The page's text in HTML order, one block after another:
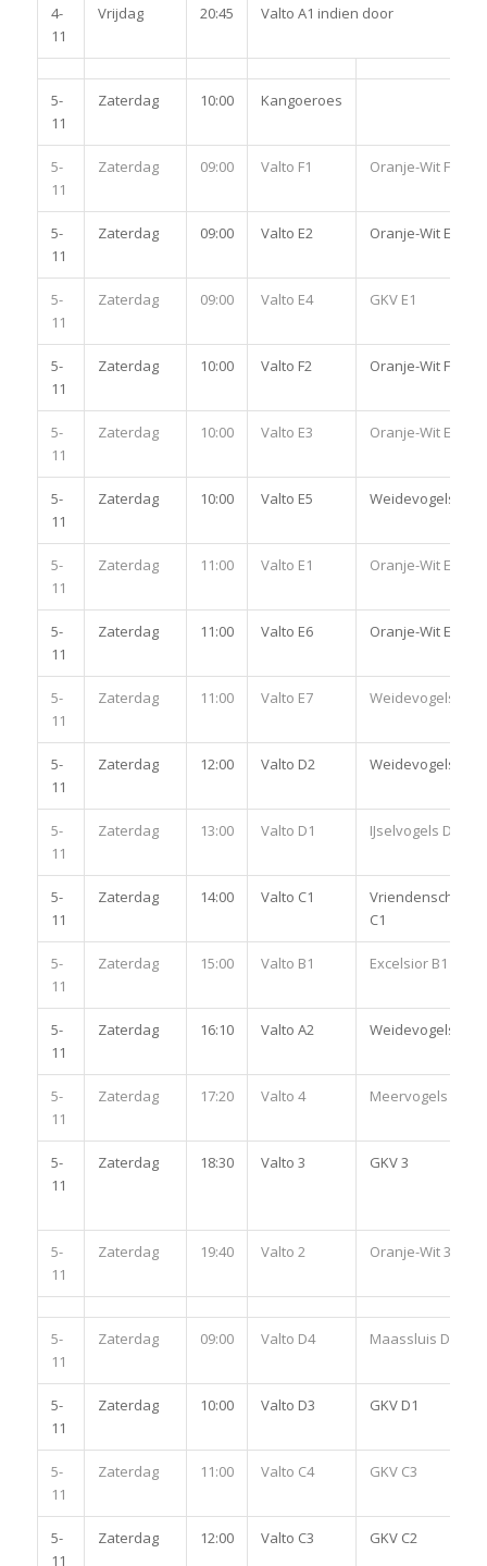
4-
11
Vrijdag 20:45 Valto A1 indien door
5-
11
Zaterdag 10:00 Kangoeroes
5-
11
Zaterdag 09:00 Valto F1 Oranje-Wit F2
5-
11
Zaterdag 09:00 Valto E2 Oranje-Wit E2
5-
11
Zaterdag 09:00 Valto E4 GKV E1
5-
11
Zaterdag 10:00 Valto F2 Oranje-Wit F3
5-
11
Zaterdag 10:00 Valto E3 Oranje-Wit E3
5-
11
Zaterdag 10:00 Valto E5 Weidevogels E3
5-
11
Zaterdag 11:00 Valto E1 Oranje-Wit E1
5-
11
Zaterdag 11:00 Valto E6 Oranje-Wit E6
5-
11
Zaterdag 11:00 Valto E7 Weidevogels E5
5-
11
Zaterdag 12:00 Valto D2 Weidevogels D2
5-
11
Zaterdag 13:00 Valto D1 IJselvogels D1
5-
11
Zaterdag 14:00 Valto C1
Vriendenschaar
C1
5-
11
Zaterdag 15:00 Valto B1 Excelsior B1
5-
11
Zaterdag 16:10 Valto A2 Weidevogels A3
5-
11
Zaterdag 17:20 Valto 4 Meervogels 4
5-
11
Zaterdag 18:30 Valto 3 GKV 3
5-
11
Zaterdag 19:40 Valto 2 Oranje-Wit 3
5-
11
Zaterdag 09:00 Valto D4 Maassluis D2
5-
11
Zaterdag 10:00 Valto D3 GKV D1
5-
11
Zaterdag 11:00 Valto C4 GKV C3
5-
11
Zaterdag 12:00 Valto C3 GKV C2